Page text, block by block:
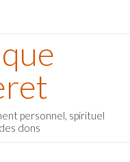
personnel, spirituel
dons